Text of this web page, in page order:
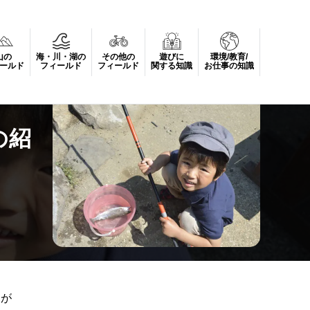
の
ルド
海・川・湖の
フィールド
その他の
フィールド
遊びに
関する知識
環境/教育/
お仕事の知識
紹